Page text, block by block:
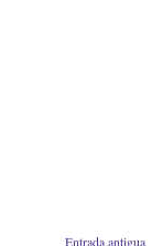
Entrada antigua